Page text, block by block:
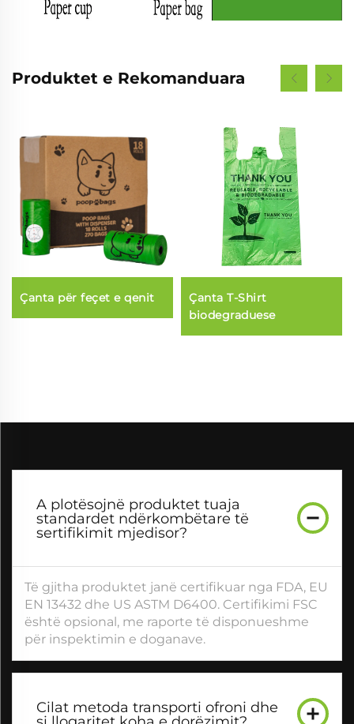
Produktet e Rekomanduara
Çanta për feçet e qenit
Çanta T-Shirt
biodegraduese
A plotësojnë produktet tuaja
standardet ndërkombëtare të
sertifikimit mjedisor?
Të gjitha produktet janë certifikuar nga FDA, EU
EN 13432 dhe US ASTM D6400. Certifikimi FSC
është opsional, me raporte të disponueshme
për inspektimin e doganave.
Cilat metoda transporti ofroni dhe